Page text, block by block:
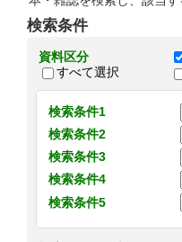
検索条件
資料区分
すべて選択
検索条件1
検索条件2
検索条件3
検索条件4
検索条件5